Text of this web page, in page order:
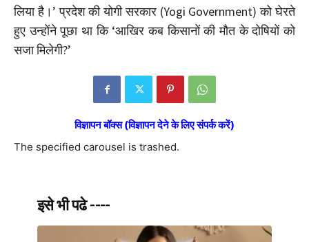
लिया है।’ प्रदेश की योगी सरकार (Yogi Government) को घेरते
हुए उन्होंने पूछा था कि ‘आखिर कब किसानों की मौत के दोषियों को
सजा मिलेगी?’
विज्ञापन बॉक्स (विज्ञापन देने के लिए संपर्क करें)
The specified carousel is trashed.
इसे भी पढे ----